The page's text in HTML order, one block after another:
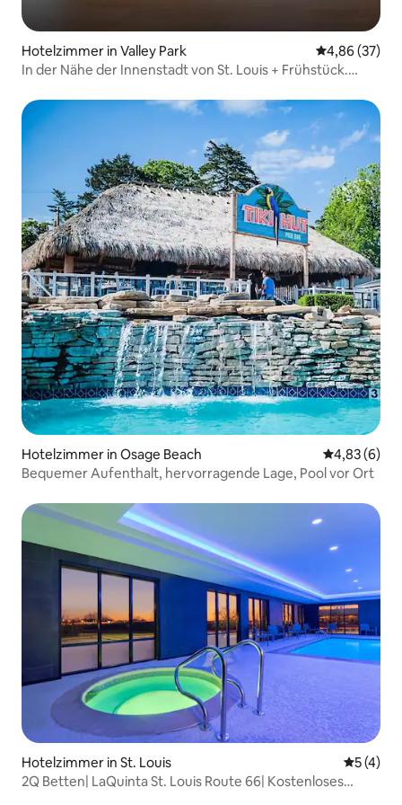
Hotelzimmer in Valley Park
4,86 (37)
In der Nähe der Innenstadt von St. Louis + Frühstück.
Hotelzimmer in Osage Beach
4,83 (6)
Bequemer Aufenthalt, hervorragende Lage, Pool vor Ort
Hotelzimmer in St. Louis
5 (4)
2Q Betten| LaQuinta St. Louis Route 66| Kostenloses